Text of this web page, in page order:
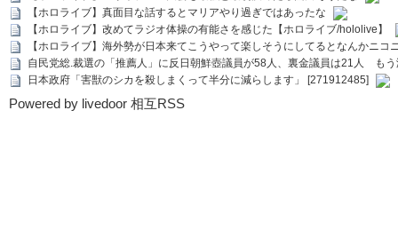
【ホロライブ】真面目な話するとマリアやり過ぎではあったな
【ホロライブ】改めてラジオ体操の有能さを感じた【ホロライブ/hololive】
【ホロライブ】海外勢が日本来てこうやって楽しそうにしてるとなんかニコ
自民党総.裁選の「推薦人」に反日朝鮮壺議員が58人、裏金議員は21人 も
日本政府「害獣のシカを殺しまくって半分に減らします」 [271912485]
Powered by livedoor 相互RSS